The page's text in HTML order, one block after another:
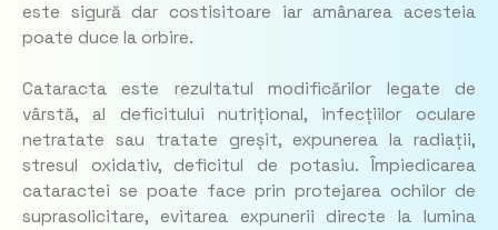
este sigură dar costisitoare iar amânarea acesteia
poate duce la orbire.
Cataracta este rezultatul modificărilor legate de
vârstă, al deficitului nutrițional, infecțiilor oculare
netratate sau tratate greșit, expunerea la radiații,
stresul oxidativ, deficitul de potasiu. Împiedicarea
cataractei se poate face prin protejarea ochilor de
suprasolicitare, evitarea expunerii directe la lumina